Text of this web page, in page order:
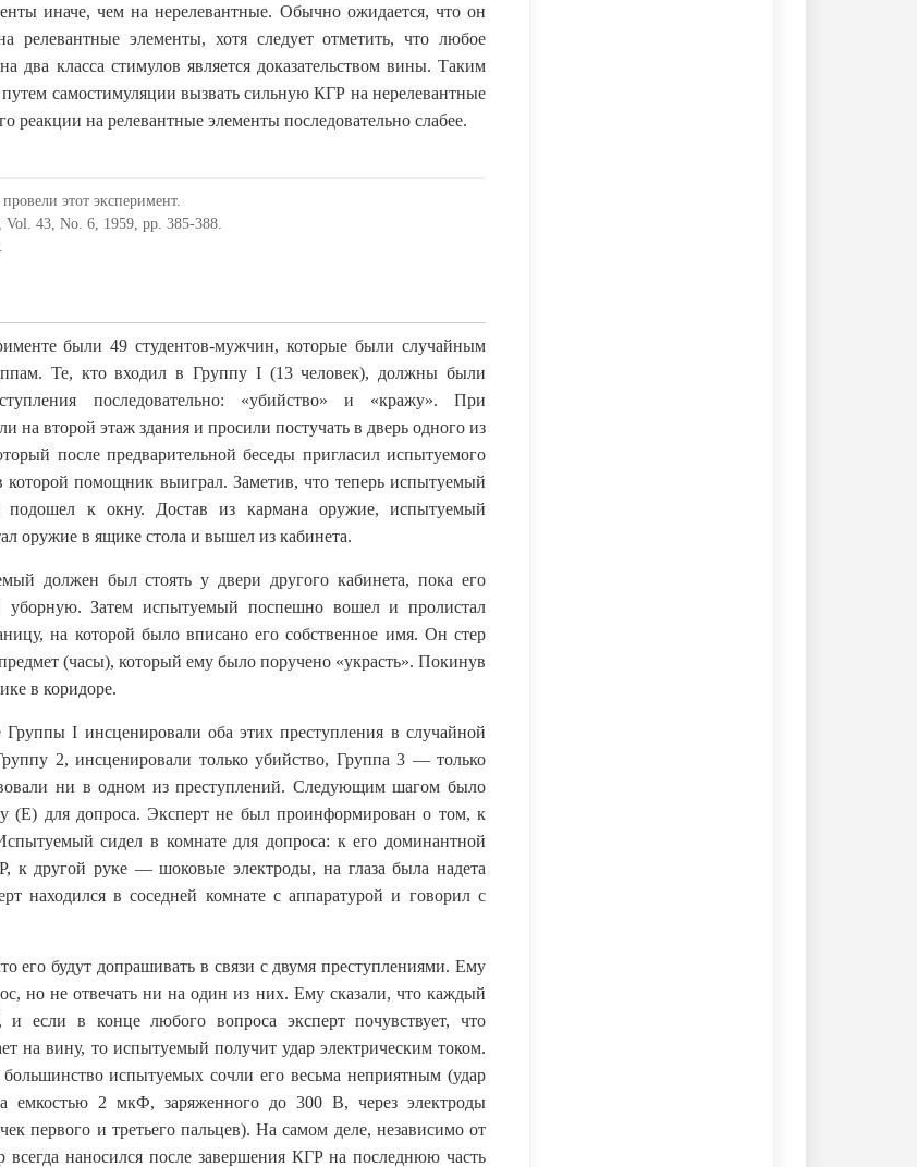
иначе, чем на нерелевантные. Обычно ожидается, что он
релевантные элементы, хотя следует отметить, что любое
два класса стимулов является доказательством вины. Таким
самостимуляции вызвать сильную КГР на нерелевантные
реакции на релевантные элементы последовательно слабее.
этот эксперимент.
Vol. 43, No. 6, 1959, pp. 385-388.
были 49 студентов-мужчин, которые были случайным
Те, кто входил в Группу I (13 человек), должны были
последовательно: «убийство» и «кражу». При
на второй этаж здания и просили постучать в дверь одного из
после предварительной беседы пригласил испытуемого
которой помощник выиграл. Заметив, что теперь испытуемый
к окну. Достав из кармана оружие, испытуемый
оружие в ящике стола и вышел из кабинета.
должен был стоять у двери другого кабинета, пока его
Затем испытуемый поспешно вошел и пролистал
на которой было вписано его собственное имя. Он стер
(часы), который ему было поручено «украсть». Покинув
в коридоре.
I инсценировали оба этих преступления в случайной
2, инсценировали только убийство, Группа 3 — только
ни в одном из преступлений. Следующим шагом было
(E) для допроса. Эксперт не был проинформирован о том, к
сидел в комнате для допроса: к его доминантной
к другой руке — шоковые электроды, на глаза была надета
находился в соседней комнате с аппаратурой и говорил с
его будут допрашивать в связи с двумя преступлениями. Ему
но не отвечать ни на один из них. Ему сказали, что каждый
и если в конце любого вопроса эксперт почувствует, что
на вину, то испытуемый получит удар электрическим током.
испытуемых сочли его весьма неприятным (удар
емкостью 2 мкФ, заряженного до 300 В, через электроды
первого и третьего пальцев). На самом деле, независимо от
всегда наносился после завершения КГР на последнюю часть